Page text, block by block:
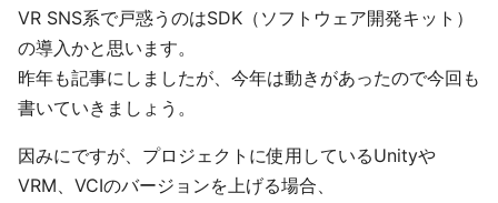
VR SNS系で戸惑うのはSDK（ソフトウェア開発キット）
の導入かと思います。
昨年も記事にしましたが、今年は動きがあったので今回も
書いていきましょう。
因みにですが、プロジェクトに使用しているUnityや
VRM、VCIのバージョンを上げる場合、